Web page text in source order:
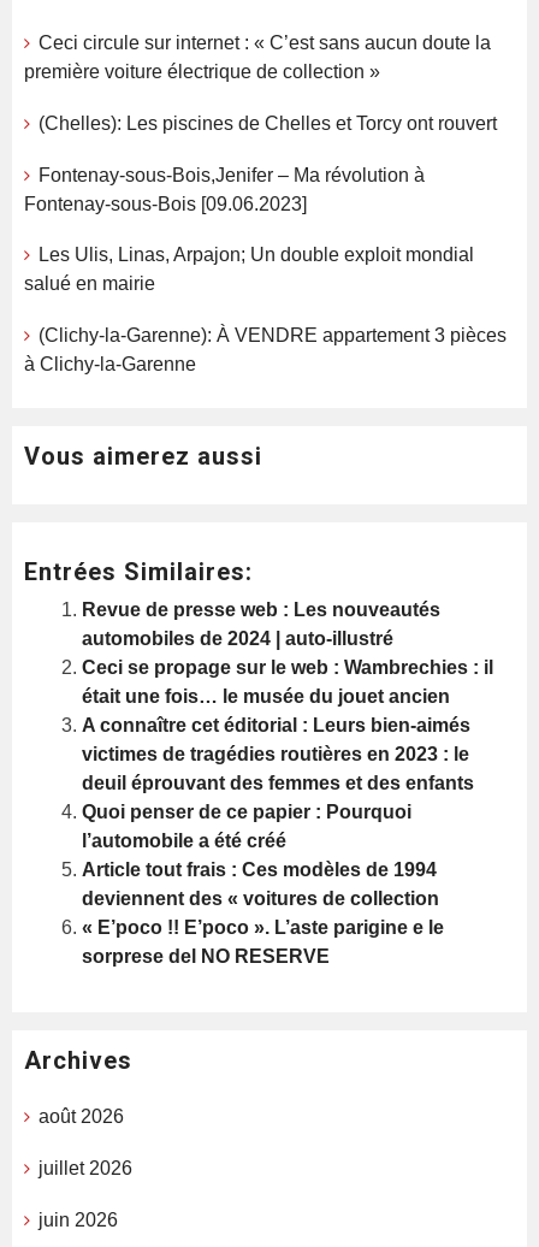
Ceci circule sur internet : « C’est sans aucun doute la
première voiture électrique de collection »
(Chelles): Les piscines de Chelles et Torcy ont rouvert
Fontenay-sous-Bois,Jenifer – Ma révolution à
Fontenay-sous-Bois [09.06.2023]
Les Ulis, Linas, Arpajon; Un double exploit mondial
salué en mairie
(Clichy-la-Garenne): À VENDRE appartement 3 pièces
à Clichy-la-Garenne
Vous aimerez aussi
Entrées Similaires:
Revue de presse web : Les nouveautés
automobiles de 2024 | auto-illustré
Ceci se propage sur le web : Wambrechies : il
était une fois… le musée du jouet ancien
A connaître cet éditorial : Leurs bien-aimés
victimes de tragédies routières en 2023 : le
deuil éprouvant des femmes et des enfants
Quoi penser de ce papier : Pourquoi
l’automobile a été créé
Article tout frais : Ces modèles de 1994
deviennent des « voitures de collection
« E’poco !! E’poco ». L’aste parigine e le
sorprese del NO RESERVE
Archives
août 2026
juillet 2026
juin 2026